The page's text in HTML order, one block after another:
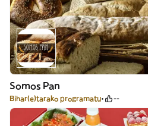
Somos Pan
Bihar(e)tarako programatu --